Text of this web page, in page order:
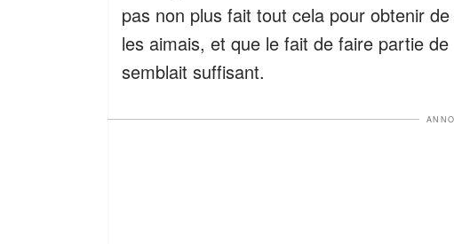
pas non plus fait tout cela pour obtenir
les aimais, et que le fait de faire partie
semblait suffisant.